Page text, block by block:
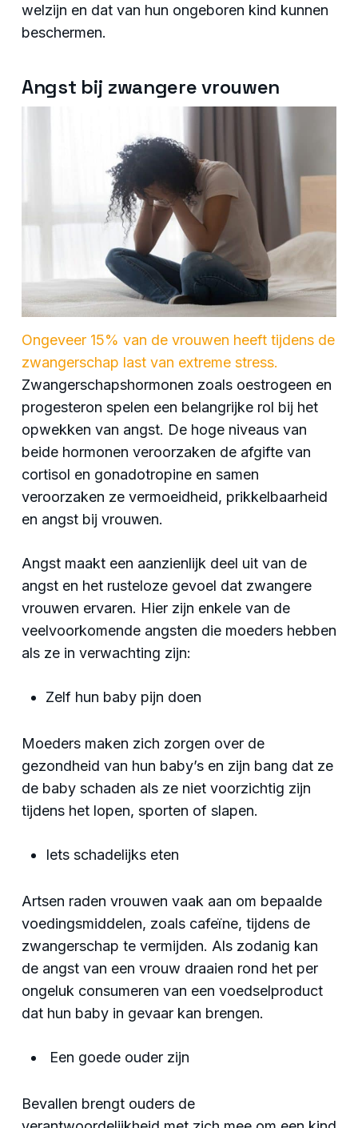
welzijn en dat van hun ongeboren kind kunnen
beschermen.
Angst bij zwangere vrouwen
Ongeveer 15% van de vrouwen heeft tijdens de
zwangerschap last van extreme stress.
Zwangerschapshormonen zoals oestrogeen en
progesteron spelen een belangrijke rol bij het
opwekken van angst. De hoge niveaus van
beide hormonen veroorzaken de afgifte van
cortisol en gonadotropine en samen
veroorzaken ze vermoeidheid, prikkelbaarheid
en angst bij vrouwen.
Angst maakt een aanzienlijk deel uit van de
angst en het rusteloze gevoel dat zwangere
vrouwen ervaren. Hier zijn enkele van de
veelvoorkomende angsten die moeders hebben
als ze in verwachting zijn:
Zelf hun baby pijn doen
Moeders maken zich zorgen over de
gezondheid van hun baby’s en zijn bang dat ze
de baby schaden als ze niet voorzichtig zijn
tijdens het lopen, sporten of slapen.
Iets schadelijks eten
Artsen raden vrouwen vaak aan om bepaalde
voedingsmiddelen, zoals cafeïne, tijdens de
zwangerschap te vermijden. Als zodanig kan
de angst van een vrouw draaien rond het per
ongeluk consumeren van een voedselproduct
dat hun baby in gevaar kan brengen.
Een goede ouder zijn
Bevallen brengt ouders de